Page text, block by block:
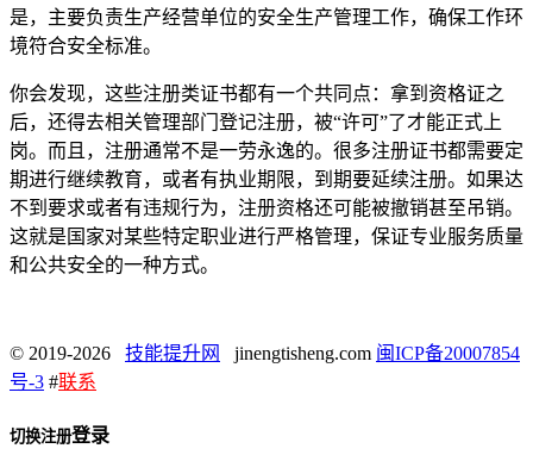
是，主要负责生产经营单位的安全生产管理工作，确保工作环
境符合安全标准。
你会发现，这些注册类证书都有一个共同点：拿到资格证之
后，还得去相关管理部门登记注册，被“许可”了才能正式上
岗。而且，注册通常不是一劳永逸的。很多注册证书都需要定
期进行继续教育，或者有执业期限，到期要延续注册。如果达
不到要求或者有违规行为，注册资格还可能被撤销甚至吊销。
这就是国家对某些特定职业进行严格管理，保证专业服务质量
和公共安全的一种方式。
© 2019-2026 技能提升网 jinengtisheng.com 闽ICP备20007854
号-3 #联系
切换注册登录